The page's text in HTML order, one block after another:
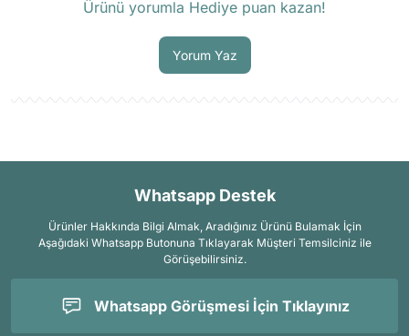
Ürünü yorumla Hediye puan kazan!
Yorum Yaz
Whatsapp Destek
Ürünler Hakkında Bilgi Almak, Aradığınız Ürünü Bulamak İçin
Aşağıdaki Whatsapp Butonuna Tıklayarak Müşteri Temsilciniz ile
Görüşebilirsiniz.
Whatsapp Görüşmesi İçin Tıklayınız